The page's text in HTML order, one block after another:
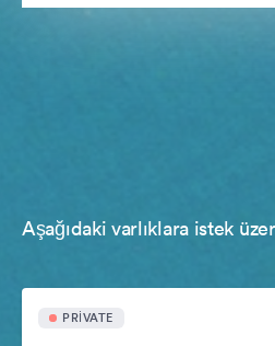
Aşağıdaki varlıklara istek
PRIVATE